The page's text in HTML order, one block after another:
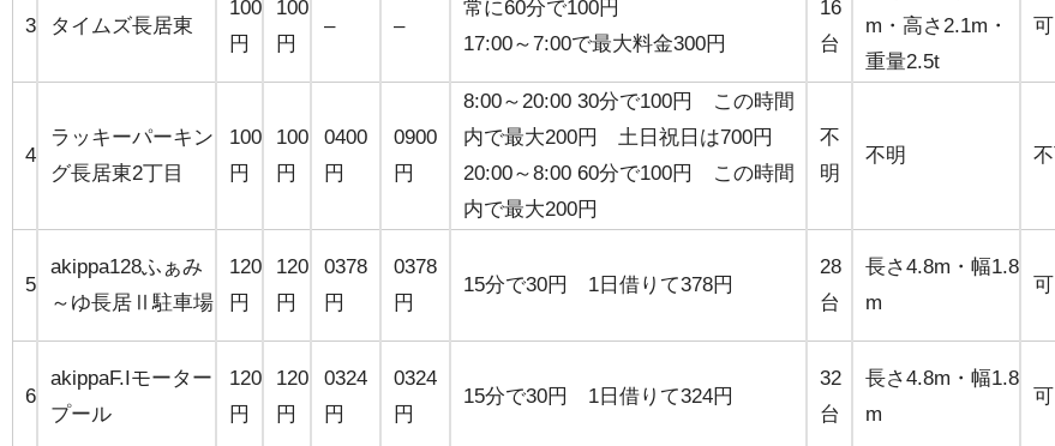
3 タイムズ長居東
100
円
100
円
– –
常に60分で100円
17:00～7:00で最大料金300円
16
台
m・高さ2.1m・
重量2.5t
可
4
ラッキーパーキン
グ長居東2丁目
100
円
100
円
0400
円
0900
円
8:00～20:00 30分で100円 この時間
内で最大200円 土日祝日は700円
20:00～8:00 60分で100円 この時間
内で最大200円
不
明
不明
5
akippa128ふぁみ
～ゆ長居Ⅱ駐車場
120
円
120
円
0378
円
0378
円
15分で30円 1日借りて378円
28
台
長さ4.8m・幅1.8
m
可
6
akippaF.Iモーター
プール
120
円
120
円
0324
円
0324
円
15分で30円 1日借りて324円
32
台
長さ4.8m・幅1.8
m
可